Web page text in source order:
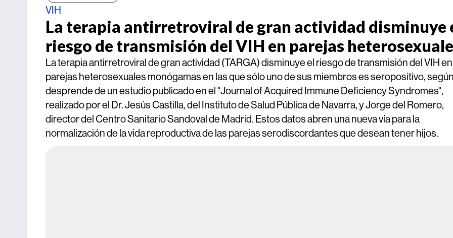
VIH
La terapia antirretroviral de gran actividad disminuye
riesgo de transmisión del VIH en parejas
La terapia antirretroviral de gran actividad (TARGA) disminuye el riesgo de transmisión del VIH en
parejas heterosexuales monógamas en las que sólo uno de sus miembros es seropositivo,
desprende de un estudio publicado en el "Journal of Acquired Immune Deficiency Syndromes",
realizado por el Dr. Jesús Castilla, del Instituto de Salud Pública de Navarra, y Jorge del Romero,
director del Centro Sanitario Sandoval de Madrid. Estos datos abren una nueva vía para la
normalización de la vida reproductiva de las parejas serodiscordantes que desean tener hijos.